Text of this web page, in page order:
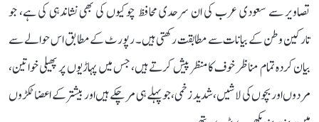
تصاویر سے سعودی عرب کی ان سرحدی محافظ چوکیوں کی بھی نشاندہی کی ہے، جو
تارکین وطن کے بیانات سے مطابقت رکھتی ہیں۔ رپورٹ کے مطابق اس حوالے سے
بیان کردہ تمام مناظر خوف کا منظر پیش کرتے ہیں، جس میں پہاڑیوں پر پھیلی خواتین،
مردوں اور بچوں کی لاشیں، شدید زخمی، جو پہلے ہی مر چکے ہیں اور بیشتر کے اعضا ٹکڑوں